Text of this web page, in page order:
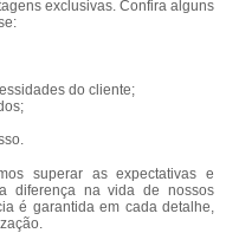
exclusivas. Confira alguns
do cliente;
superar as expectativas e
diferença na vida de nossos
é garantida em cada detalhe,